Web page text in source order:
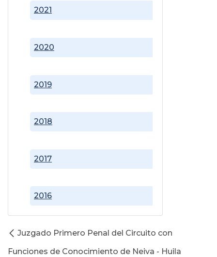
2016
2017
2018
2019
2020
2021
Juzgado Primero Penal del Circuito con
Funciones de Conocimiento de Neiva - Huila